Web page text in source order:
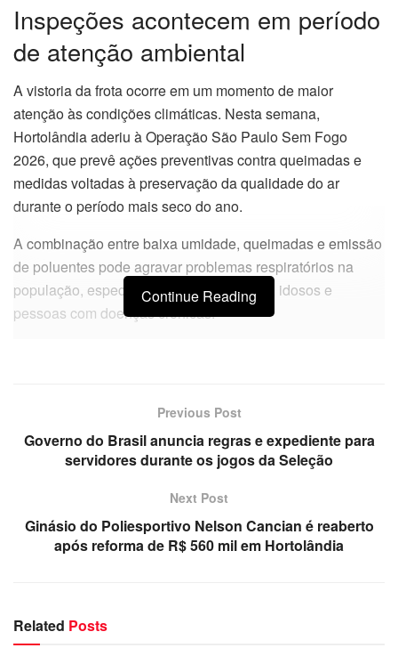
Inspeções acontecem em período
de atenção ambiental
A vistoria da frota ocorre em um momento de maior
atenção às condições climáticas. Nesta semana,
Hortolândia aderiu à Operação São Paulo Sem Fogo
2026, que prevê ações preventivas contra queimadas e
medidas voltadas à preservação da qualidade do ar
durante o período mais seco do ano.
A combinação entre baixa umidade, queimadas e emissão
de poluentes pode agravar problemas respiratórios na
população, especialmente entre crianças, idosos e
pessoas com doenças crônicas.
Continue Reading
Previous Post
Governo do Brasil anuncia regras e expediente para
servidores durante os jogos da Seleção
Next Post
Ginásio do Poliesportivo Nelson Cancian é reaberto
após reforma de R$ 560 mil em Hortolândia
Related Posts